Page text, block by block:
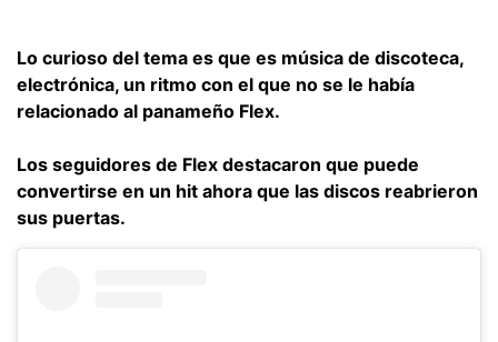
Lo curioso del tema es que es música de discoteca,
electrónica, un ritmo con el que no se le había
relacionado al panameño Flex.
Los seguidores de Flex destacaron que puede
convertirse en un hit ahora que las discos reabrieron
sus puertas.